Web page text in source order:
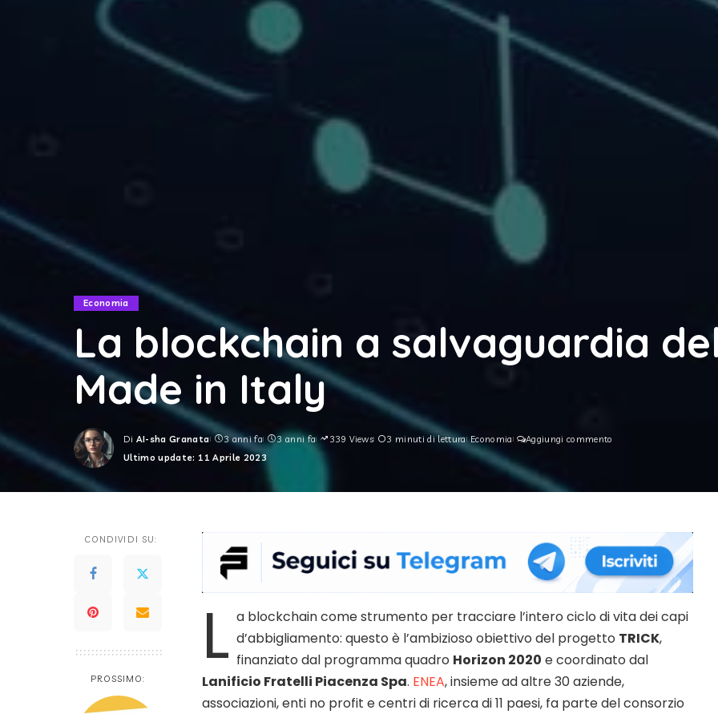
Economia
La blockchain a salvaguardia
Made in Italy
Posted
by
Di AI-sha Granata 3 anni fa 3 anni fa 339 Views 3 minuti di lettura Economia
Aggiungi commento
Ultimo update: 11 Aprile 2023
CONDIVIDI SU:
PROSSIMO: L a blockchain come strumento per tracciare l’intero ciclo di vita dei capi
d’abbigliamento: questo è l’ambizioso obiettivo del progetto TRICK,
finanziato dal programma quadro Horizon 2020 e coordinato dal
Lanificio Fratelli Piacenza Spa. ENEA, insieme ad altre 30 aziende,
associazioni, enti no profit e centri di ricerca di 11 paesi, fa parte del consorzio